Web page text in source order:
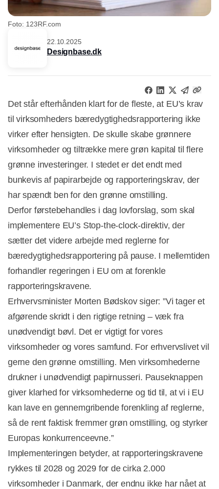
Foto: 123RF.com
22.10.2025
Designbase.dk
Det står efterhånden klart for de fleste, at EU’s krav
til virksomheders bæredygtighedsrapportering ikke
virker efter hensigten. De skulle skabe grønnere
virksomheder og tiltrække mere grøn kapital til flere
grønne investeringer. I stedet er det endt med
bunkevis af papirarbejde og rapporteringskrav, der
har spændt ben for den grønne omstilling.
Derfor førstebehandles i dag lovforslag, som skal
implementere EU’s Stop-the-clock-direktiv, der
sætter det videre arbejde med reglerne for
bæredygtighedsrapportering på pause. I mellemtiden
forhandler regeringen i EU om at forenkle
rapporteringskravene.
Erhvervsminister Morten Bødskov siger: ”Vi tager et
afgørende skridt i den rigtige retning – væk fra
unødvendigt bøvl. Det er vigtigt for vores
virksomheder og vores samfund. For erhvervslivet vil
gerne den grønne omstilling. Men virksomhederne
drukner i unødvendigt papirnusseri. Pauseknappen
giver klarhed for virksomhederne og tid til, at vi i EU
kan lave en gennemgribende forenkling af reglerne,
så de rent faktisk fremmer grøn omstilling, og styrker
Europas konkurrenceevne.”
Implementeringen betyder, at rapporteringskravene
rykkes til 2028 og 2029 for de cirka 2.000
virksomheder i Danmark, der endnu ikke har nået at